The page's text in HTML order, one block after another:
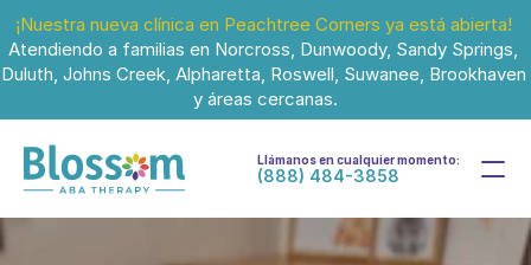
¡Nuestra nueva clínica en Peachtree Corners ya está abierta!
Atendiendo a familias en Norcross, Dunwoody, Sandy Springs,
Duluth, Johns Creek, Alpharetta, Roswell, Suwanee, Brookhaven
y áreas cercanas.
Llámanos en cualquier momento:
(888) 484-3858